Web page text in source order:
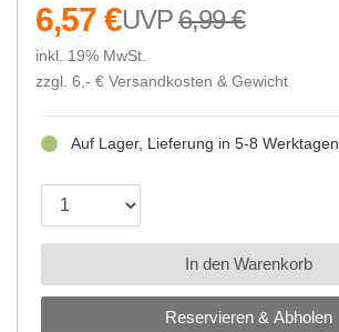
6,99 €
6,57 €
inkl. 19% MwSt.
zzgl. 6,- € Versandkosten & Gewicht
Reservieren & Abholen
Auf Lager, Lieferung in 5-8 Werktagen
In den Warenkorb